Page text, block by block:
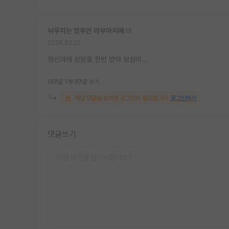
뉘우치는 앙투안 라부아지에
정신과에 상담을 한번 받아 보심이...
대댓글 1개 대댓글 쓰기
해당 댓글을 보려면 로그인이 필요합니다. 로그인하기
댓글쓰기